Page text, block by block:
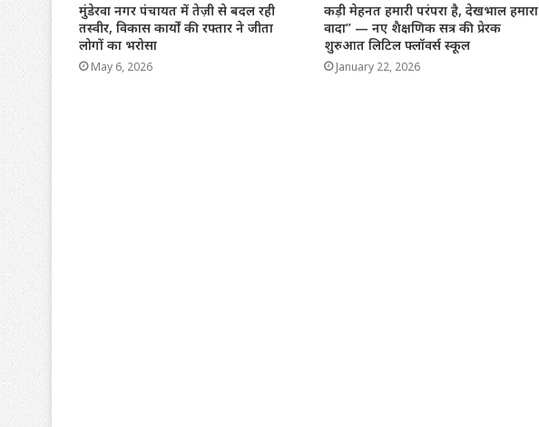
मुंडेरवा नगर पंचायत में तेज़ी से बदल रही
तस्वीर, विकास कार्यों की रफ्तार ने जीता
लोगों का भरोसा
May 6, 2026
कड़ी मेहनत हमारी परंपरा है, देखभाल हमारा
वादा” — नए शैक्षणिक सत्र की प्रेरक
शुरुआत लिटिल फ्लॉवर्स स्कूल
January 22, 2026